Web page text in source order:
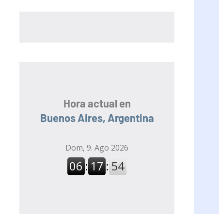
Hora actual en
Buenos Aires, Argentina